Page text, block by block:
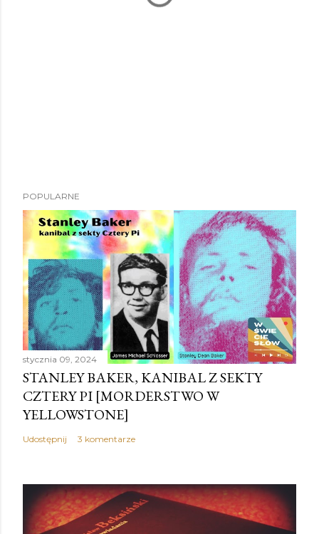
POPULARNE
stycznia 09, 2024
STANLEY BAKER, KANIBAL Z SEKTY
CZTERY PI [MORDERSTWO W
YELLOWSTONE]
Udostępnij 3 komentarze